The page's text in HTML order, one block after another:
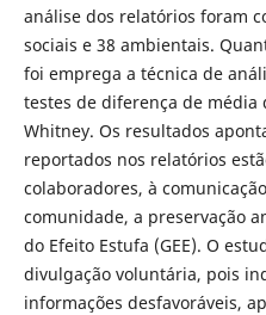
análise dos relatórios foram
sociais e 38 ambientais.
foi emprega a técnica de
testes de diferença de média
Whitney. Os resultados
reportados nos relatórios
colaboradores, à
comunidade, a preservação
do Efeito Estufa (GEE). O
divulgação voluntária, pois
informações desfavoráveis,